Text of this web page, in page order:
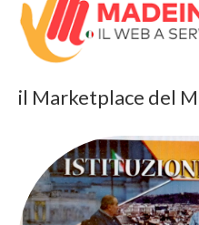
il Marketplace del